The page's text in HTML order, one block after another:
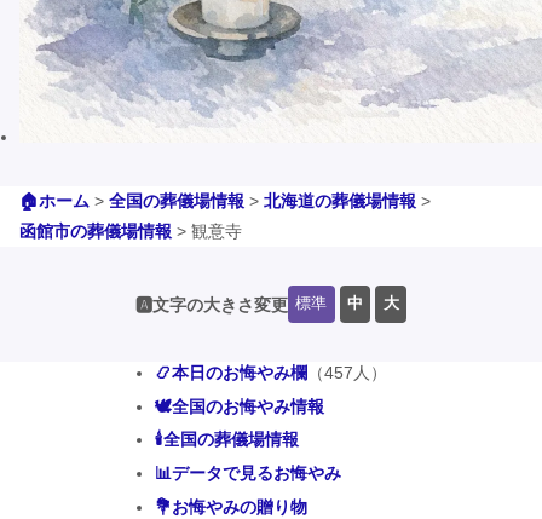
🏠ホーム > 全国の葬儀場情報 > 北海道の葬儀場情報 >
函館市の葬儀場情報 > 観意寺
🅰️文字の大きさ変更 標準 中 大
📿本日のお悔やみ欄 （457人）
🕊️全国のお悔やみ情報
🕯️全国の葬儀場情報
📊データで見るお悔やみ
💐お悔やみの贈り物